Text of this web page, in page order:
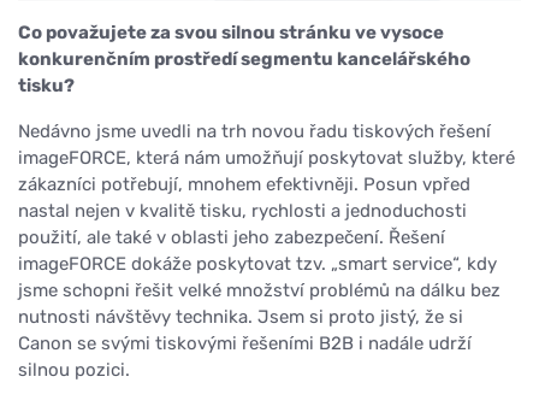
Co považujete za svou silnou stránku ve vysoce
konkurenčním prostředí segmentu kancelářského
tisku?
Nedávno jsme uvedli na trh novou řadu tiskových řešení
imageFORCE, která nám umožňují poskytovat služby, které
zákazníci potřebují, mnohem efektivněji. Posun vpřed
nastal nejen v kvalitě tisku, rychlosti a jednoduchosti
použití, ale také v oblasti jeho zabezpečení. Řešení
imageFORCE dokáže poskytovat tzv. „smart service“, kdy
jsme schopni řešit velké množství problémů na dálku bez
nutnosti návštěvy technika. Jsem si proto jistý, že si
Canon se svými tiskovými řešeními B2B i nadále udrží
silnou pozici.